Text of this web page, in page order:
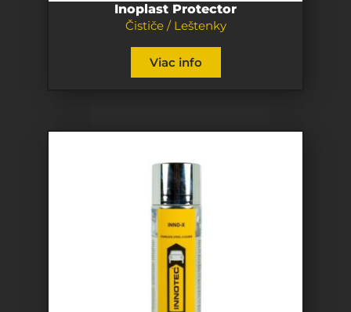
Inoplast Protector
Čističe / Leštenky
Viac info